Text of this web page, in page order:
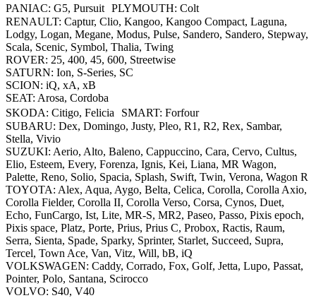
PANIAC: G5, Pursuit PLYMOUTH: Colt
RENAULT: Captur, Clio, Kangoo, Kangoo Compact, Laguna,
Lodgy, Logan, Megane, Modus, Pulse, Sandero, Sandero, Stepway,
Scala, Scenic, Symbol, Thalia, Twing
ROVER: 25, 400, 45, 600, Streetwise
SATURN: Ion, S-Series, SC
SCION: iQ, xA, xB
SEAT: Arosa, Cordoba
SKODA: Citigo, Felicia SMART: Forfour
SUBARU: Dex, Domingo, Justy, Pleo, R1, R2, Rex, Sambar,
Stella, Vivio
SUZUKI: Aerio, Alto, Baleno, Cappuccino, Cara, Cervo, Cultus,
Elio, Esteem, Every, Forenza, Ignis, Kei, Liana, MR Wagon,
Palette, Reno, Solio, Spacia, Splash, Swift, Twin, Verona, Wagon R
TOYOTA: Alex, Aqua, Aygo, Belta, Celica, Corolla, Corolla Axio,
Corolla Fielder, Corolla II, Corolla Verso, Corsa, Cynos, Duet,
Echo, FunCargo, Ist, Lite, MR-S, MR2, Paseo, Passo, Pixis epoch,
Pixis space, Platz, Porte, Prius, Prius C, Probox, Ractis, Raum,
Serra, Sienta, Spade, Sparky, Sprinter, Starlet, Succeed, Supra,
Tercel, Town Ace, Van, Vitz, Will, bB, iQ
VOLKSWAGEN: Caddy, Corrado, Fox, Golf, Jetta, Lupo, Passat,
Pointer, Polo, Santana, Scirocco
VOLVO: S40, V40